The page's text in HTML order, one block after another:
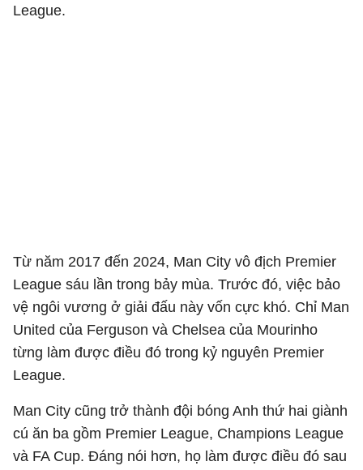
League.
Từ năm 2017 đến 2024, Man City vô địch Premier
League sáu lần trong bảy mùa. Trước đó, việc bảo
vệ ngôi vương ở giải đấu này vốn cực khó. Chỉ Man
United của Ferguson và Chelsea của Mourinho
từng làm được điều đó trong kỷ nguyên Premier
League.
Man City cũng trở thành đội bóng Anh thứ hai giành
cú ăn ba gồm Premier League, Champions League
và FA Cup. Đáng nói hơn, họ làm được điều đó sau